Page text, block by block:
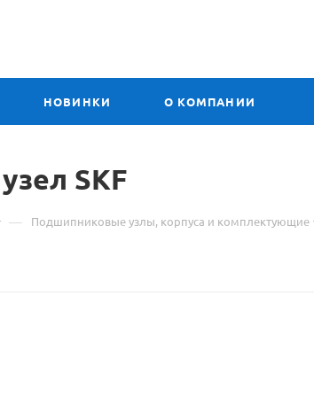
НОВИНКИ О КОМПАНИИ
Материал
о
узел SKF
— Подшипниковые узлы, корпуса и комплектующие